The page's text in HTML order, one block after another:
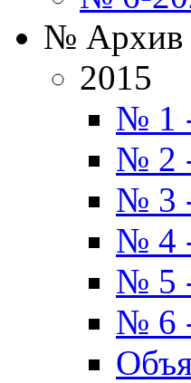
№ Архив
2015
№ 1
№ 2
№ 3
№ 4
№ 5
№ 6